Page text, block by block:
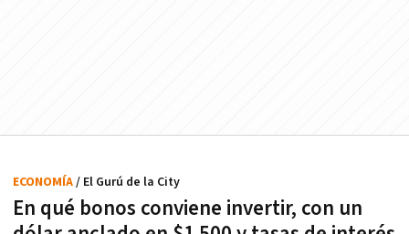
En qué bonos conviene invertir, con un
ECONOMÍA/ El Gurú de la City